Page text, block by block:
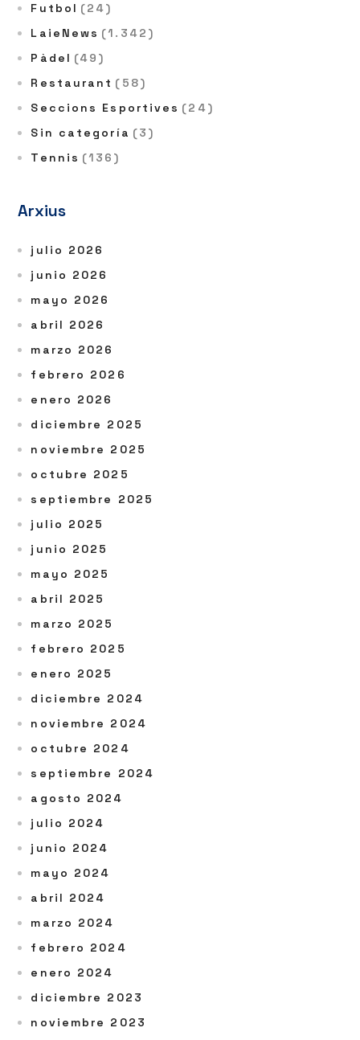
Futbol (24)
LaieNews (1.342)
Pàdel (49)
Restaurant (58)
Seccions Esportives (24)
Sin categoría (3)
Tennis (136)
Arxius
julio 2026
junio 2026
mayo 2026
abril 2026
marzo 2026
febrero 2026
enero 2026
diciembre 2025
noviembre 2025
octubre 2025
septiembre 2025
julio 2025
junio 2025
mayo 2025
abril 2025
marzo 2025
febrero 2025
enero 2025
diciembre 2024
noviembre 2024
octubre 2024
septiembre 2024
agosto 2024
julio 2024
junio 2024
mayo 2024
abril 2024
marzo 2024
febrero 2024
enero 2024
diciembre 2023
noviembre 2023